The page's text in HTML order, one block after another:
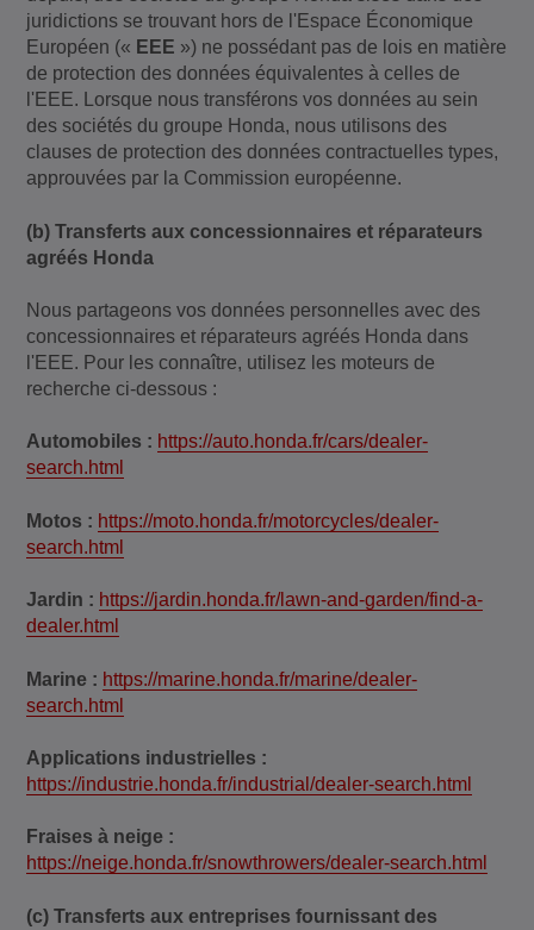
juridictions se trouvant hors de l'Espace Économique
Européen (« EEE ») ne possédant pas de lois en matière
de protection des données équivalentes à celles de
l'EEE. Lorsque nous transférons vos données au sein
des sociétés du groupe Honda, nous utilisons des
clauses de protection des données contractuelles types,
approuvées par la Commission européenne.
(b) Transferts aux concessionnaires et réparateurs
agréés Honda
Nous partageons vos données personnelles avec des
concessionnaires et réparateurs agréés Honda dans
l'EEE. Pour les connaître, utilisez les moteurs de
recherche ci-dessous :
Automobiles : https://auto.honda.fr/cars/dealer-
search.html
Motos : https://moto.honda.fr/motorcycles/dealer-
search.html
Jardin : https://jardin.honda.fr/lawn-and-garden/find-a-
dealer.html
Marine : https://marine.honda.fr/marine/dealer-
search.html
Applications industrielles :
https://industrie.honda.fr/industrial/dealer-search.html
Fraises à neige :
https://neige.honda.fr/snowthrowers/dealer-search.html
(c) Transferts aux entreprises fournissant des